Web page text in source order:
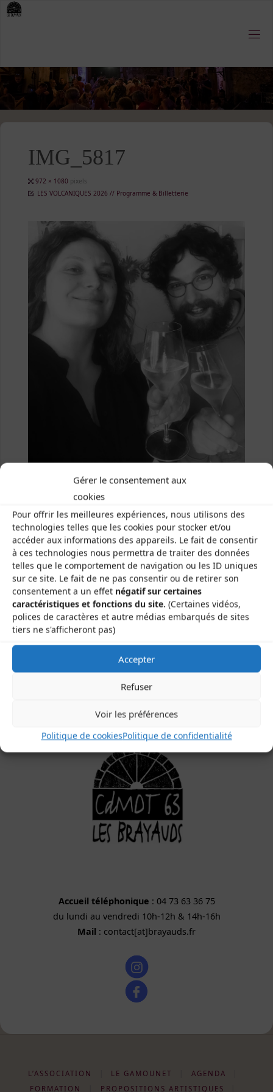
Gérer le consentement aux
cookies
Pour offrir les meilleures expériences, nous utilisons des
technologies telles que les cookies pour stocker et/ou
accéder aux informations des appareils. Le fait de consentir
à ces technologies nous permettra de traiter des données
telles que le comportement de navigation ou les ID uniques
sur ce site. Le fait de ne pas consentir ou de retirer son
consentement a un effet négatif sur certaines
caractéristiques et fonctions du site. (Certaines vidéos,
polices de caractères et autre médias embarqués de sites
tiers ne s'afficheront pas)
Accepter
Refuser
Voir les préférences
Politique de cookiesPolitique de confidentialité
Skip
IMG_5817
Full
size
972 × 1080 pixels
LES VOLCANIQUES 2026 // Programme & Billetterie
Rencontre de solo
Previous image
Next image
Les Brayauds-CDMDT63
Le Gamounet
40 rue de la République
63200 Saint-Bonnet-près-Riom
Accueil téléphonique : 04 73 63 36 75
du lundi au vendredi 10h-12h & 14h-16h
Mail : contact[at]brayauds.fr
L’ASSOCIATION LE GAMOUNET AGENDA
FORMATION
PROPOSITIONS ARTISTIQUES